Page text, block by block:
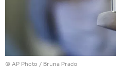
© AP Photo / Bruna Prado